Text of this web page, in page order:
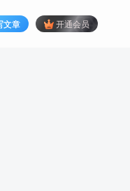
文章 开通会员